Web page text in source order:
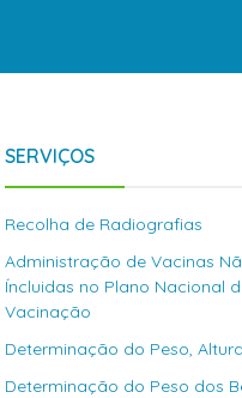
SERVIÇOS
Recolha de Radiografias
Administração de Vacinas
Íncluidas no Plano Nacional
Vacinação
Determinação do Peso,
Determinação do Peso dos